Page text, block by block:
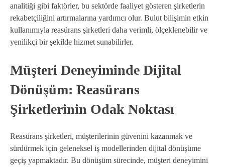
analitiği gibi faktörler, bu sektörde faaliyet gösteren şirketlerin
rekabetçiliğini artırmalarına yardımcı olur. Bulut bilişimin etkin
kullanımıyla reasürans şirketleri daha verimli, ölçeklenebilir ve
yenilikçi bir şekilde hizmet sunabilirler.
Müşteri Deneyiminde Dijital
Dönüşüm: Reasürans
Şirketlerinin Odak Noktası
Reasürans şirketleri, müşterilerinin güvenini kazanmak ve
sürdürmek için geleneksel iş modellerinden dijital dönüşüme
geçiş yapmaktadır. Bu dönüşüm sürecinde, müşteri deneyimini